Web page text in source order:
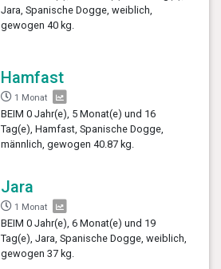
Jara, Spanische Dogge, weiblich,
gewogen 40 kg.
Hamfast
1 Monat
BEIM 0 Jahr(e), 5 Monat(e) und 16
Tag(e), Hamfast, Spanische Dogge,
männlich, gewogen 40.87 kg.
Jara
1 Monat
BEIM 0 Jahr(e), 6 Monat(e) und 19
Tag(e), Jara, Spanische Dogge, weiblich,
gewogen 37 kg.